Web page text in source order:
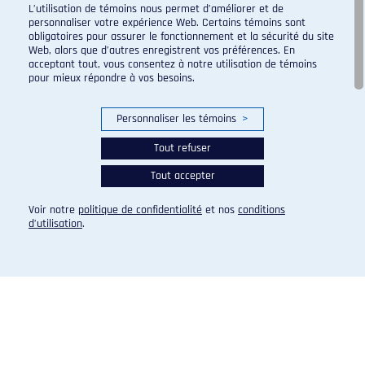
féminin
2017
Championnat automnal OUA
féminin
L’utilisation de témoins nous permet d’améliorer et de
personnaliser votre expérience Web. Certains témoins sont
obligatoires pour assurer le fonctionnement et la sécurité du site
Web, alors que d’autres enregistrent vos préférences. En
acceptant tout, vous consentez à notre utilisation de témoins
pour mieux répondre à vos besoins.
Personnaliser les témoins >
Tout refuser
Tout accepter
Voir notre politique de confidentialité et nos conditions
d’utilisation.